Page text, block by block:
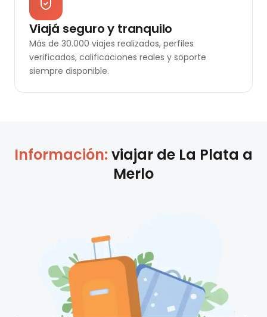
Viajá seguro y tranquilo
Más de 30.000 viajes realizados, perfiles
verificados, calificaciones reales y soporte
siempre disponible.
Información: viajar de La Plata a
Merlo